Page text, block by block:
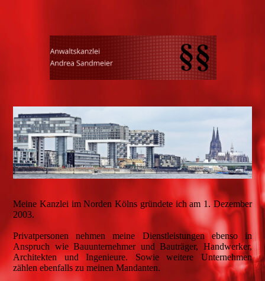
Meine Kanzlei im Norden Kölns gründete ich am 1. Dezember
2003.
Privatpersonen nehmen meine Dienstleistungen ebenso in
Anspruch wie Bauunternehmer und Bauträger, Handwerker,
Architekten und Ingenieure. Sowie weitere Unternehmen
zählen ebenfalls zu meinen Mandanten.